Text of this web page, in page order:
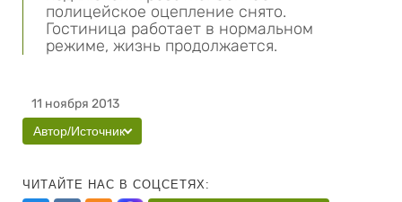
полицейское оцепление снято.
Гостиница работает в нормальном
режиме, жизнь продолжается.
11 ноября 2013
Автор/Источник
ЧИТАЙТЕ НАС В СОЦСЕТЯХ: